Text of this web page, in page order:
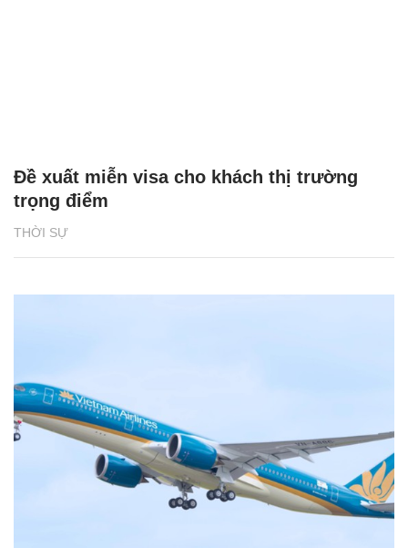
THỜI SỰ
Đề xuất miễn visa cho khách thị trường
trọng điểm